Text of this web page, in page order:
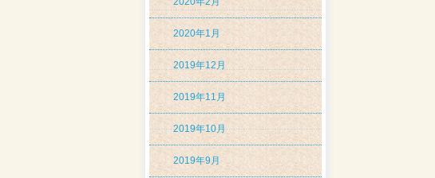
2020年1月
2019年12月
2019年11月
2019年10月
2019年9月